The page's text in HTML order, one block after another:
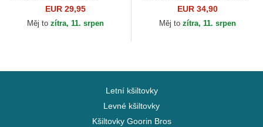
Oysters & Beer HFT Coastal
EUR 29,95
Měj to zítra, 11. srpen
EUR 34,90
Měj to zítra, 11. srpen
Letní kšiltovky
Levné kšiltovky
Kšiltovky Goorin Bros